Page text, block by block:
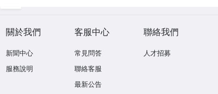
關於我們
新聞中心
服務說明
客服中心
常見問答
聯絡客服
最新公告
聯絡我們
人才招募